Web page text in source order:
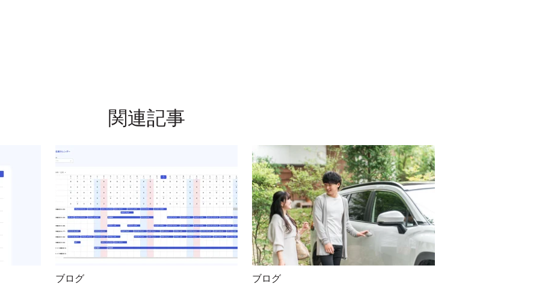
関連記事
ブログ ブログ